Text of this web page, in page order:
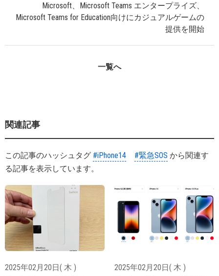
Microsoft、Microsoft Teams エンタープライズ、
Microsoft Teams for Education向けにカジュアルゲームの
提供を開始
一覧へ
関連記事
この記事のハッシュタグ #iPhone14 #緊急SOS から関連す
る記事を表示しています。
2025年02月20日( 木 ) 2025年02月20日( 木 )